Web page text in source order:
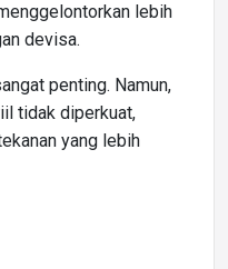
lebih
devisa.
penting. Namun,
tidak diperkuat,
yang lebih